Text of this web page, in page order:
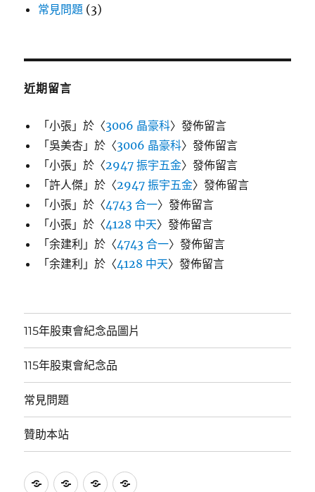
常見問題 (3)
近期留言
「小張 」於〈3006 晶豪科〉發佈留言
「吳美杏 」於〈3006 晶豪科〉發佈留言
「小張 」於〈2947 振宇五金〉發佈留言
「許人傑 」於〈2947 振宇五金〉發佈留言
「小張 」於〈4743 合一〉發佈留言
「小張 」於〈4128 中天〉發佈留言
「余建利 」於〈4743 合一〉發佈留言
「余建利 」於〈4128 中天〉發佈留言
115年股東會紀念品圖片
115年股東會紀念品
常見問題
贊助本站
115 115 常 贊